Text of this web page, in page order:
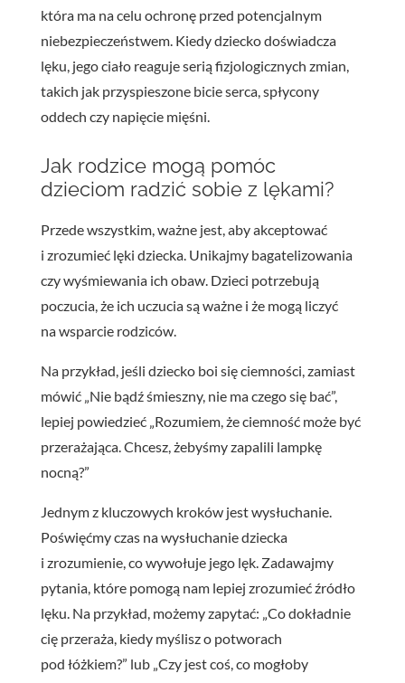
która ma na celu ochronę przed potencjalnym
niebezpieczeństwem. Kiedy dziecko doświadcza
lęku, jego ciało reaguje serią fizjologicznych zmian,
takich jak przyspieszone bicie serca, spłycony
oddech czy napięcie mięśni.
Jak rodzice mogą pomóc
dzieciom radzić sobie z lękami?
Przede wszystkim, ważne jest, aby akceptować
i zrozumieć lęki dziecka. Unikajmy bagatelizowania
czy wyśmiewania ich obaw. Dzieci potrzebują
poczucia, że ich uczucia są ważne i że mogą liczyć
na wsparcie rodziców.
Na przykład, jeśli dziecko boi się ciemności, zamiast
mówić „Nie bądź śmieszny, nie ma czego się bać”,
lepiej powiedzieć „Rozumiem, że ciemność może być
przerażająca. Chcesz, żebyśmy zapalili lampkę
nocną?”
Jednym z kluczowych kroków jest wysłuchanie.
Poświęćmy czas na wysłuchanie dziecka
i zrozumienie, co wywołuje jego lęk. Zadawajmy
pytania, które pomogą nam lepiej zrozumieć źródło
lęku. Na przykład, możemy zapytać: „Co dokładnie
cię przeraża, kiedy myślisz o potworach
pod łóżkiem?” lub „Czy jest coś, co mogłoby